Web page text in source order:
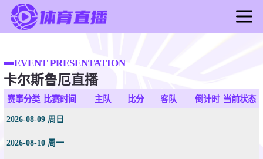
足球直播
篮球直播
足球录像
篮球新闻
EVENT PRESENTATION
卡尔斯鲁厄直播
赛事分类 比赛时间 主队 比分 客队 倒计时 当前状态
2026-08-09 周日
2026-08-10 周一